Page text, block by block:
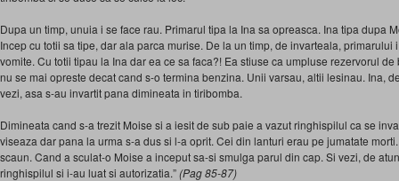
Dupa un timp, unuia i se face rau. Primarul tipa la Ina sa opreasca. Ina tipa dupa
Incep cu totii sa tipe, dar ala parca murise. De la un timp, de invarteala, primarului
vomite. Cu totii tipau la Ina dar ea ce sa faca?! Ea stiuse ca umpluse rezervorul
nu se mai opreste decat cand s-o termina benzina. Unii varsau, altii lesinau. Ina,
vezi, asa s-au invartit pana dimineata in tiribomba.
Dimineata cand s-a trezit Moise si a iesit de sub paie a vazut ringhispilul ca se
viseaza dar pana la urma s-a dus si l-a oprit. Cei din lanturi erau pe jumatate
scaun. Cand a sculat-o Moise a inceput sa-si smulga parul din cap. Si vezi, de
ringhispilul si i-au luat si autorizatia.”(Pag 85-87)